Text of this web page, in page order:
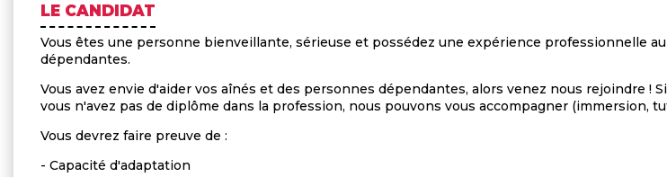
LE CANDIDAT
Vous êtes une personne bienveillante, sérieuse et possédez une expérience professionnelle
dépendantes.
Vous avez envie d'aider vos aînés et des personnes dépendantes, alors venez nous rejoindre !
vous n'avez pas de diplôme dans la profession, nous pouvons vous accompagner (immersion,
Vous devrez faire preuve de :
- Capacité d'adaptation